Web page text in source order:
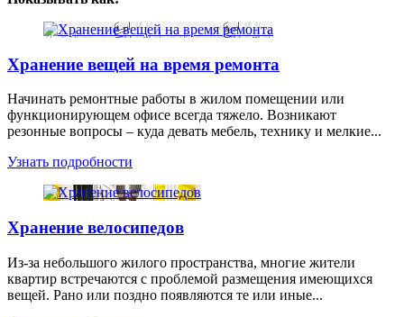
Хранение вещей на время ремонта
Начинать ремонтные работы в жилом помещении или
функционирующем офисе всегда тяжело. Возникают
резонные вопросы – куда девать мебель, технику и мелкие...
Узнать подробности
Хранение велосипедов
Из-за небольшого жилого пространства, многие жители
квартир встречаются с проблемой размещения имеющихся
вещей. Рано или поздно появляются те или иные...